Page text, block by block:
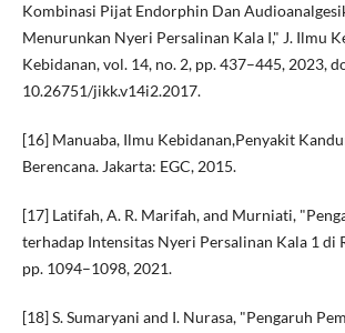
Kombinasi Pijat Endorphin Dan
Menurunkan Nyeri Persalinan Kala I," J. Ilmu
Kebidanan, vol. 14, no. 2, pp. 437–445, 2023,
10.26751/jikk.v14i2.2017.
[16] Manuaba, Ilmu Kebidanan,Penyakit
Berencana. Jakarta: EGC, 2015.
[17] Latifah, A. R. Marifah, and Murniati,
terhadap Intensitas Nyeri Persalinan Kala 1 di
pp. 1094–1098, 2021.
[18] S. Sumaryani and I. Nurasa, "Pengaruh